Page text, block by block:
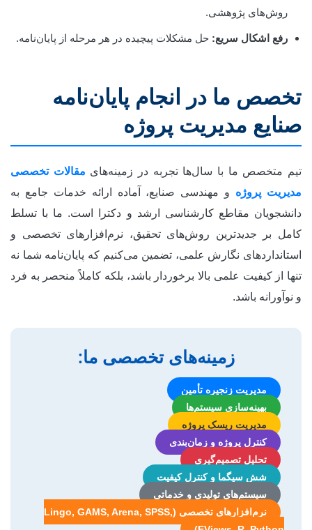
روش‌های پژوهشی.
رفع اشکال سریع: حل مشکلات پیچیده در هر مرحله از پایان‌نامه.
تخصص ما در انجام پایان‌نامه
صنایع مدیریت پروژه
تیم متخصص ما با سال‌ها تجربه در زمینه‌های مقالات تخصصی
مدیریت پروژه و مهندسی صنایع، آماده ارائه خدمات جامع به
دانشجویان مقاطع کارشناسی ارشد و دکترا است. ما با تسلط
کامل بر جدیدترین روش‌های تحقیق، نرم‌افزارهای تخصصی و
استانداردهای نگارش علمی، تضمین می‌کنیم که پایان‌نامه شما نه
تنها از کیفیت علمی بالا برخوردار باشد، بلکه کاملاً منحصر به فرد
و نوآورانه باشد.
زمینه‌های تخصصی ما:
مدیریت زنجیره تأمین
بهینه‌سازی سیستم‌ها
مدیریت ریسک پروژه
کنترل پروژه و زمان‌بندی
تحلیل تصمیم‌گیری
شش سیگما و کنترل کیفیت
سیستم‌های تولیدی و خدماتی
نرم‌افزارهای تخصصی (Lingo, GAMS, Arena, SPSS,